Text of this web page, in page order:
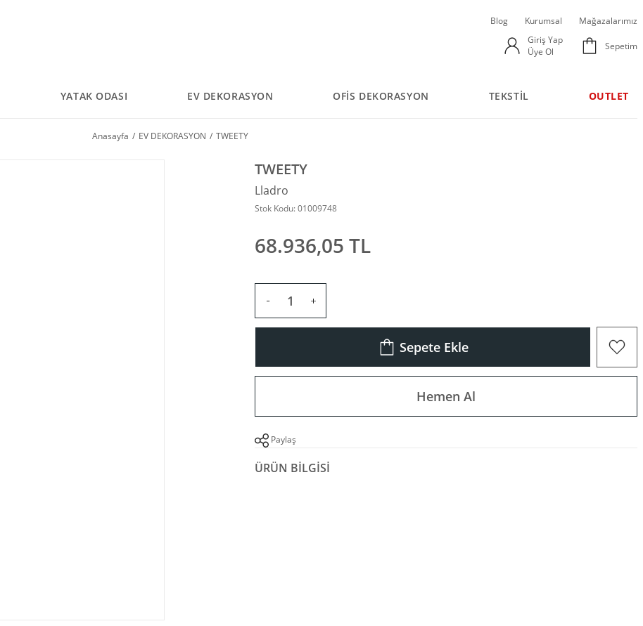
Blog Kurumsal
Mağazalarımız
Giriş Yap
Üye Ol
Sepetim
YATAK ODASI EV DEKORASYON OFİS DEKORASYON TEKSTİL OUTLET
Anasayfa EV DEKORASYON TWEETY
TWEETY
Lladro
Stok Kodu: 01009748
68.936,05 TL
Sepete Ekle
Hemen Al
Paylaş
ÜRÜN BILGISI